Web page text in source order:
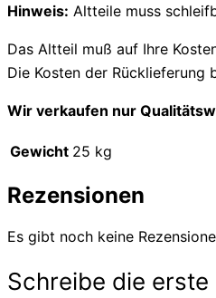
Hinweis: Altteile muss
Das Altteil muß auf Ihre
Die Kosten der Rücklieferung
Wir verkaufen nur
Gewicht 25 kg
Rezensionen
Es gibt noch keine
Schreibe die erste